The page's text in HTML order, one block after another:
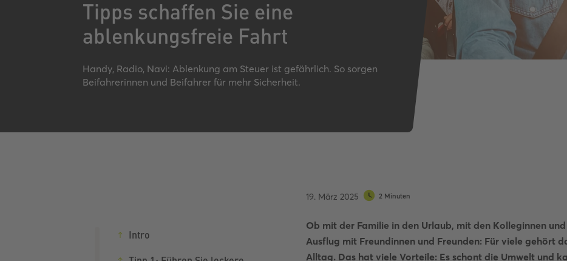
Pkw-Fahrrad-Quiz
Verkehrszeichen-Quiz
Tipps schaffen Sie eine
ablenkungsfreie Fahrt
Handy, Radio, Navi: Ablenkung am Steuer ist gefährlich. So sorgen
Beifahrerinnen und Beifahrer für mehr Sicherheit.
Intro
19. März 2025 2 Minuten
Ob mit der Familie in den Urlaub, mit den Kolleginnen
Ausflug mit Freundinnen und Freunden: Für viele gehört
Alltag. Das hat viele Vorteile: Es schont die Umwelt und